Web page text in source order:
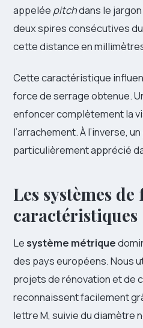
appelée pitchdans le
deux spires consécutives
cette distance en
Cette caractéristique
force de serrage obtenue.
enfoncer complètement la
l’arrachement. À l’inverse,
particulièrement apprécié
Les systèmes
caractéristiques
Lesystème métrique
des pays européens. Nous
projets de rénovation et de
reconnaissent facilement
lettre M, suivie du diamètre